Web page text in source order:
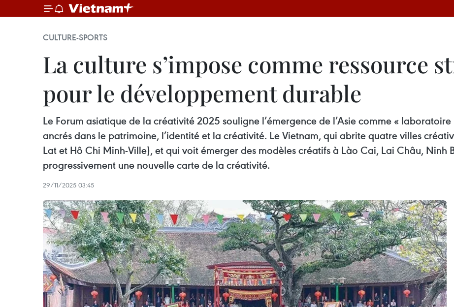
CULTURE-SPORTS
La culture s’impose comme ressource
pour le développement durable
Le Forum asiatique de la créativité 2025 souligne l’émergence de l’Asie comme «
ancrés dans le patrimoine, l’identité et la créativité. Le Vietnam, qui abrite quatre villes
Lat et Hô Chi Minh-Ville), et qui voit émerger des modèles créatifs à Lào Cai, Lai Châu, Ninh
progressivement une nouvelle carte de la créativité.
29/11/2025 03:45